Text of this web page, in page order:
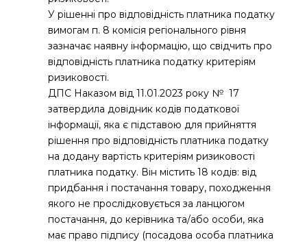
У рішенні про відповідність платника податку
вимогам п. 8 комісія регіонального рівня
зазначає наявну інформацію, що свідчить про
відповідність платника податку критеріям
ризиковості.
ДПС Наказом від 11.01.2023 року № 17
затвердила довідник кодів податкової
інформації, яка є підставою для прийняття
рішення про відповідність платника податку
на додану вартість критеріям ризиковості
платника податку. Він містить 18 кодів: від
придбання i постачання товару, походження
якого не прослідковується за ланцюгом
постачання, до керівника та/або особи, яка
має право підпису (посадова особа платника